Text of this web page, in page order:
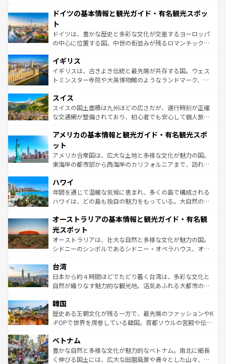
せる。地方によって風土や気候が異なるスペインはその個
ンテンツ一覧 を参照してほしい。
で、幅広い魅力が詰まっている。華麗な宮殿、歴史的な大
聖堂、美しいビーチ、そして豊かな自然が、訪れる者を心
から魅了する。また、フランスは美食の国としても知ら
れ、フランス料理はユネスコ無形文化遺産にも登録されて
香り高いラベンダー畑など、多彩な楽しみ方が可能だ。さ
らに、パリ以外の地域にも魅力が溢れており、どの街角に
も豊かな歴史と文化が息づいている。パリ以外の個性あふ
を参照してほしい。
ドイツの基本情報と観光ガイド・有名観光スポッ
ト
ドイツは、豊かな歴史と多彩な文化が交差するヨーロッパ
の中心に位置する国。中世の街並みが残るロマンチック街
顔を持つこの国は、どこを歩いても飽きることがない。ベ
ルリンの文化的活気、バイエルン州のアルプスの絶景、そ
してライン川沿いのワイン畑といった風景は必見。ビール
は、お酒好きな人にはぜひ体験してほしい。 なお、新着の
ドイツ情報はコンテンツ一覧を参照してほしい。
イギリス
イギリスは、古きよき伝統と最先端が共存する国。ウェス
トミンスター寺院や大英博物館のようなランドマーク、歴
リアごとに異なる魅力がある。また、優雅なアフタヌーン
ティー、ビール好きにはたまらない英国パブ、サッカー観
戦など、本場だからこそできる体験も豊富。イギリスを旅
ンツ一覧を参照してほしい。
スイス
スイスの国土面積は九州ほどの広さだが、運行時刻が正確
な交通網が整備されており、初心者でも安心して個人旅行
の建物がそのまま残る町や、スイスならではのユニークな
博物館もあり、アルプス観光だけでなく町歩きも満喫する
ことができる。国民の所得が高いため物価も高いが、旅行
者向けの交通パス提供のサービスもあり、うまく活用すれ
着のスイス情報は
アメリカの基本情報と観光ガイド・有名観光スポ
ット
アメリカ合衆国は、広大な土地と多様な文化が魅力の国。
東海岸の都市部から西海岸のカリフォルニアまで、訪れる
のような巨大都市は、観光、ショッピング、エンターテイ
ンメントが詰まった刺激的なスポットだ。一方、アメリカ
西部には大自然が広がり、グランドキャニオンやイエロー
部のニューオーリンズでは、音楽と美食が融合した独特の
文化が魅力。旅行者はアメリカの各地域で異なる魅力を楽
しみながら、その多様性と豊かな歴史を感じることができ
るだろう。車でのロードトリップや列車の旅も、アメリカ
情報は
ハワイ
年間を通じて温暖な気候に恵まれ、多くの島で構成される
ハワイは、どの島も独自の魅力をもっている。大自然の神
ワイ島は見逃せない。また、定番の観光地といえばオアフ
島だが、静かな自然を求めるならマウイ島やカウアイ島が
おすすめ。エメラルドグリーンに輝く海をはじめ、豊かな
文化や歴史が息づいている。「アロハスピリット」と呼ば
人々、おいしいローカルフードやハワイアンミュージッ
ク、伝統的なフラダンスなど、すべてがハワイの魅力を彩
っている。訪れるたびに新しい発見と感動が待っているハ
はコンテンツ一覧
オーストラリアの基本情報と観光ガイド・有名観
光スポット
オーストラリアは、壮大な自然と多様な文化が魅力の国。
シドニーのシンボルであるシドニー・オペラハウス、オー
リアリーフや大陸中央部にそびえるウルル（エアーズロッ
ク）、タスマニアの美しい原生林やケアンズの熱帯雨林な
ど、見どころがたくさん。また、カフェやワイン、オージ
いる。アクティビティも充実しており、サーフィンやダイ
ビング、ハイキングなど、アウトドア好きにはたまらな
い。オーストラリアの多彩な魅力を存分に味わいつくそ
参照してほしい。
台湾
日本から約４時間ほどでたどり着く台湾は、多彩な文化と
自然が織りなす魅力的な観光地。活気あふれる大都市の台
ン）、静ひつな山岳地帯である台湾東部など、都市の喧騒
と山間の静けさが共存しており、訪れる人に新しい発見と
驚きをもたらしてくれる。また、奥深い台湾の食文化も魅
容にもいいと評判のスイーツなど、バラエティ豊かな料理
が味わえる。 なお、新着の台湾情報は コンテンツ一覧を参
照してほしい。
韓国
歴史ある王朝文化が残る一方で、最先端のファッションやK
-POPで世界を席巻している韓国。首都ソウルの宮殿や伝統
き、地方に足を延ばせば四季折々の自然美を楽しむことが
できる。そして、キムチや焼肉、絶品のストリートフード
まで、さまざまな韓国料理が待っている。夜には、韓国な
ベトナム
豊かな自然と多様な文化が魅力的なベトナム。南北に細長
く伸びる国土には、広大な田園風景や青々とした山々、世